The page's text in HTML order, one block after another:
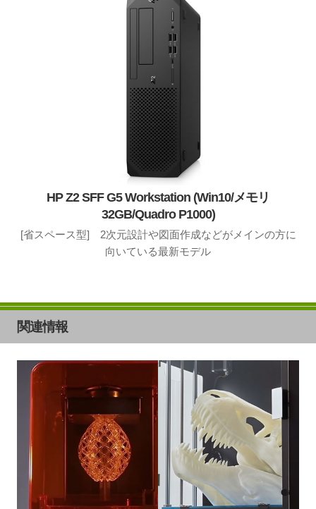
HP Z2 SFF G5 Workstation (Win10/メモリ
32GB/Quadro P1000)
[省スペース型] 2次元設計や図面作成などがメインの方に
向いている最新モデル
関連情報